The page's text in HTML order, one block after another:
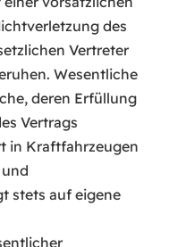
des
Vertreter
Wesentliche
deren Erfüllung
Vertrags
in Kraftfahrzeugen
stets auf eigene